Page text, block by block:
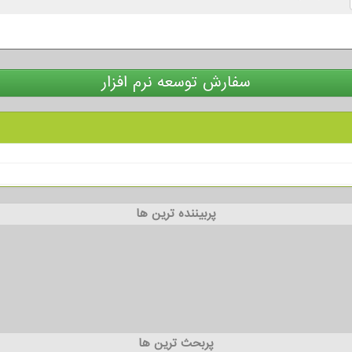
سفارش توسعه نرم افزار
پربیننده ترین ها
پربحث ترین ها